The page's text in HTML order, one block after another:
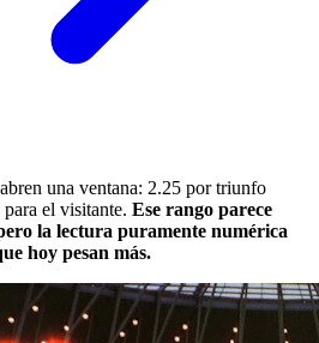
una ventana: 2.25 por triunfo
el visitante. Ese rango parece
la lectura puramente numérica
hoy pesan más.